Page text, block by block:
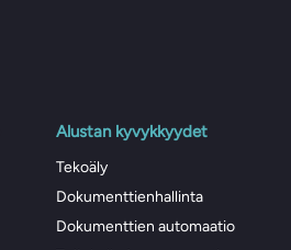
Alustan kyvykkyydet
Tekoäly
Dokumenttienhallinta
Dokumenttien automaatio